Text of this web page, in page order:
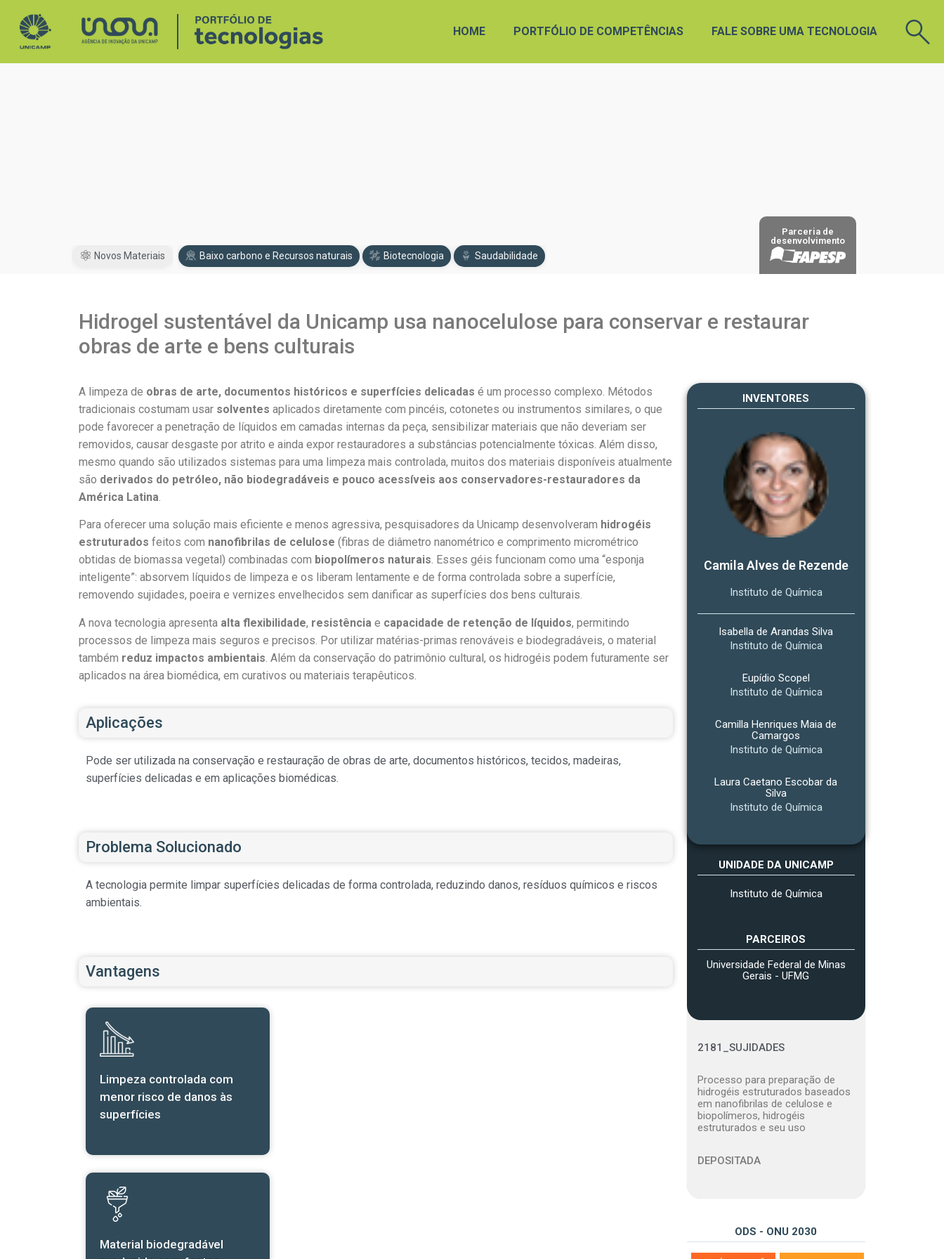
HOME PORTFÓLIO DE COMPETÊNCIAS FALE SOBRE UMA TECNOLOGIA
Novos Materiais Baixo carbono e Recursos naturais Biotecnologia Saudabilidade
Parceria de
desenvolvimento
Hidrogel sustentável da Unicamp usa nanocelulose para conservar e restaurar
obras de arte e bens culturais
A limpeza de obras de arte, documentos históricos e superfícies delicadas é um processo complexo. Métodos
tradicionais costumam usar solventes aplicados diretamente com pincéis, cotonetes ou instrumentos similares, o que
pode favorecer a penetração de líquidos em camadas internas da peça, sensibilizar materiais que não deveriam ser
removidos, causar desgaste por atrito e ainda expor restauradores a substâncias potencialmente tóxicas. Além disso,
mesmo quando são utilizados sistemas para uma limpeza mais controlada, muitos dos materiais disponíveis atualmente
são derivados do petróleo, não biodegradáveis e pouco acessíveis aos conservadores-restauradores da
América Latina.
Para oferecer uma solução mais eficiente e menos agressiva, pesquisadores da Unicamp desenvolveram hidrogéis
estruturados feitos com nanofibrilas de celulose (fibras de diâmetro nanométrico e comprimento micrométrico
obtidas de biomassa vegetal) combinadas com biopolímeros naturais. Esses géis funcionam como uma “esponja
inteligente”: absorvem líquidos de limpeza e os liberam lentamente e de forma controlada sobre a superfície,
removendo sujidades, poeira e vernizes envelhecidos sem danificar as superfícies dos bens culturais.
A nova tecnologia apresenta alta flexibilidade, resistência e capacidade de retenção de líquidos, permitindo
processos de limpeza mais seguros e precisos. Por utilizar matérias-primas renováveis e biodegradáveis, o material
também reduz impactos ambientais . Além da conservação do patrimônio cultural, os hidrogéis podem futuramente ser
aplicados na área biomédica, em curativos ou materiais terapêuticos.
Aplicações
Pode ser utilizada na conservação e restauração de obras de arte, documentos históricos, tecidos, madeiras,
superfícies delicadas e em aplicações biomédicas.
Problema Solucionado
A tecnologia permite limpar superfícies delicadas de forma controlada, reduzindo danos, resíduos químicos e riscos
ambientais.
Vantagens
Limpeza controlada com
menor risco de danos às
superfícies
Material biodegradável
INVENTORES
Camila Alves de Rezende
Instituto de Química
Isabella de Arandas Silva
Instituto de Química
Eupídio Scopel
Instituto de Química
Camilla Henriques Maia de
Camargos
Instituto de Química
Laura Caetano Escobar da
Silva
Instituto de Química
UNIDADE DA UNICAMP
Instituto de Química
PARCEIROS
Universidade Federal de Minas
Gerais - UFMG
2181_SUJIDADES
Processo para preparação de
hidrogéis estruturados baseados
em nanofibrilas de celulose e
biopolímeros, hidrogéis
estruturados e seu uso
DEPOSITADA
ODS - ONU 2030